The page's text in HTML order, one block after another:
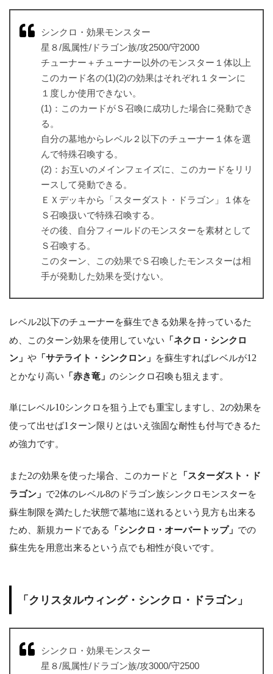
シンクロ・効果モンスター
星８/風属性/ドラゴン族/攻2500/守2000
チューナー＋チューナー以外のモンスター１体以上
このカード名の(1)(2)の効果はそれぞれ１ターンに
１度しか使用できない。
(1)：このカードがＳ召喚に成功した場合に発動でき
る。
自分の墓地からレベル２以下のチューナー１体を選
んで特殊召喚する。
(2)：お互いのメインフェイズに、このカードをリリ
ースして発動できる。
ＥＸデッキから「スターダスト・ドラゴン」１体を
Ｓ召喚扱いで特殊召喚する。
その後、自分フィールドのモンスターを素材として
Ｓ召喚する。
このターン、この効果でＳ召喚したモンスターは相
手が発動した効果を受けない。
レベル2以下のチューナーを蘇生できる効果を持っているた
め、このターン効果を使用していない 「ネクロ・シンクロ
ン」 や 「サテライト・シンクロン」 を蘇生すればレベルが12
とかなり高い 「赤き竜」 のシンクロ召喚も狙えます。
単にレベル10シンクロを狙う上でも重宝しますし、 2の効果を
使って出せば1ターン限りとはいえ強固な耐性も付与できるた
め強力です。
また2の効果を使った場合、このカードと
「スターダスト・ド
ラゴン」 で2体のレベル8のドラゴン族シンクロモンスターを
蘇生制限を満たした状態で墓地に送れるという見方も出来る
ため、新規カードである
「シンクロ・オーバートップ」 での
蘇生先を用意出来るという点でも相性が良いです。
「クリスタルウィング・シンクロ・ドラゴン」
シンクロ・効果モンスター
星８/風属性/ドラゴン族/攻3000/守2500